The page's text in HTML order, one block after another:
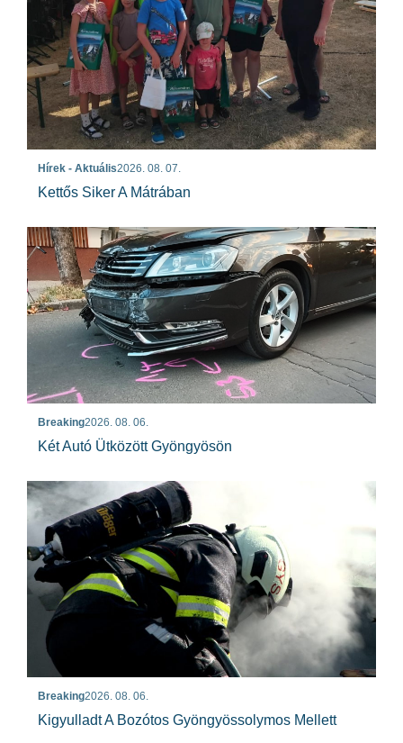
Hírek - Aktuális2026. 08. 07.
Kettős Siker A Mátrában
Breaking2026. 08. 06.
Két Autó Ütközött Gyöngyösön
Breaking2026. 08. 06.
Kigyulladt A Bozótos Gyöngyössolymos Mellett